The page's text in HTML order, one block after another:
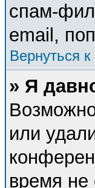
спам-
email,
Вернуться
» Я
или
время